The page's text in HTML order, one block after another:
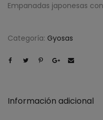
Empanadas japonesas
Categoría: Gyosas
Información adicional